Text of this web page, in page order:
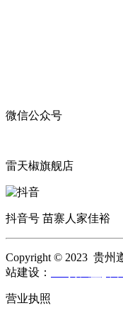
微信公众号
雷天椒旗舰店
抖音号 苗寨人家佳裕
Copyright © 2023 贵州
站建设：
营业执照